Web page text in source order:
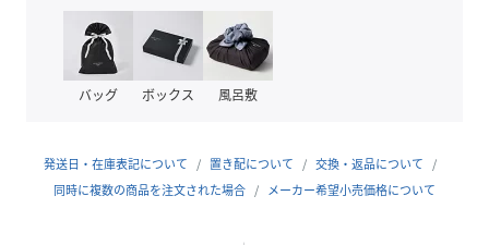
【仕様】
・ポケットなし
・ウエスト総ゴム
をおすすめします。
バッグ ボックス 風呂敷
発送日・在庫表記について 置き配について
交換・返品について
同時に複数の商品を注文された場合
メーカー希望小売価格について